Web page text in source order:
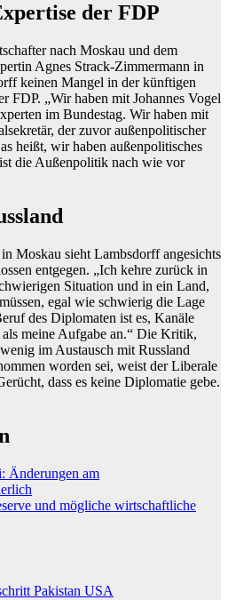
der FDP
nach Moskau und dem
Agnes Strack-Zimmermann in
keinen Mangel in der künftigen
FDP. „Wir haben mit Johannes Vogel
im Bundestag. Wir haben mit
der zuvor außenpolitischer
heißt, wir haben außenpolitisches
die Außenpolitik nach wie vor
Moskau sieht Lambsdorff angesichts
entgegen. „Ich kehre zurück in
Situation und in ein Land,
egal wie schwierig die Lage
des Diplomaten ist es, Kanäle
meine Aufgabe an.“ Die Kritik,
im Austausch mit Russland
worden sei, weist der Liberale
dass es keine Diplomatie gebe.
Änderungen am
und mögliche wirtschaftliche
Pakistan USA